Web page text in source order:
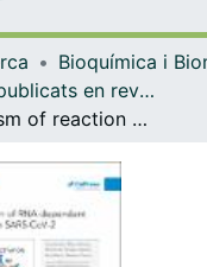
Navega
Articles publicats en revistes (Bioquímica i Biomedicina Molecular)
Mechanism of reaction of RNA-dependent RNA polymerase from SARS-CoV-2